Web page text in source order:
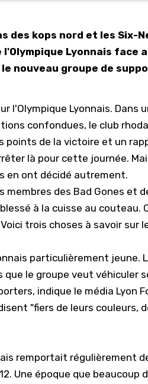
des kops nord et les Six-
Lyonnais face
nouveau groupe de
l'Olympique Lyonnais. Dans
confondues, le club
points de la victoire et un
là pour cette journée.
en ont décidé autrement.
membres des Bad Gones et
à la cuisse au couteau.
trois choses à savoir sur
particulièrement jeune.
le groupe veut véhiculer
indique le média Lyon
"fiers de leurs couleurs,
remportait régulièrement
Une époque que beaucoup